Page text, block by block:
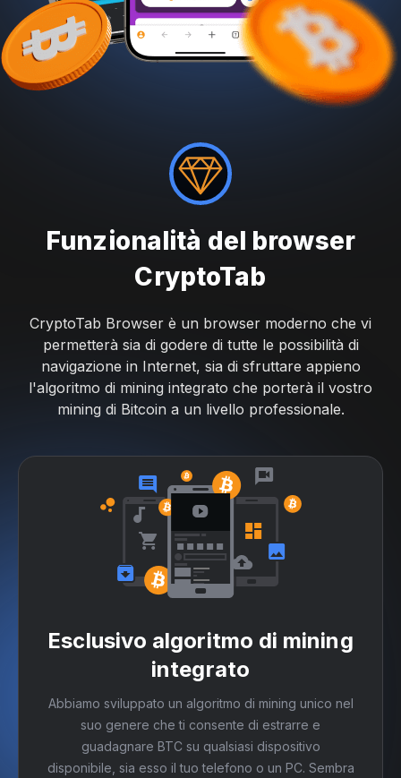
Funzionalità del browser
CryptoTab
CryptoTab Browser è un browser moderno che vi
permetterà sia di godere di tutte le possibilità di
navigazione in Internet, sia di sfruttare appieno
l'algoritmo di mining integrato che porterà il vostro
mining di Bitcoin a un livello professionale.
Esclusivo algoritmo di mining
integrato
Abbiamo sviluppato un algoritmo di mining unico nel
suo genere che ti consente di estrarre e
guadagnare BTC su qualsiasi dispositivo
disponibile, sia esso il tuo telefono o un PC. Sembra